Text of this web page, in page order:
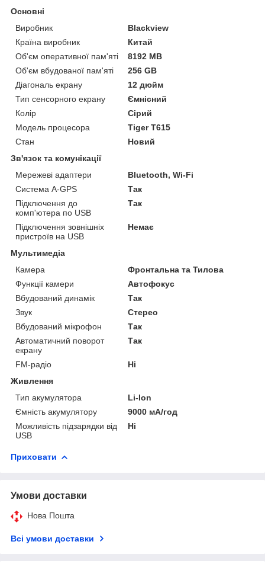
Основні
Виробник
Blackview
Країна виробник
Китай
Об'єм оперативної пам'яті
8192 MB
Об'єм вбудованої пам'яті
256 GB
Діагональ екрану
12 дюйм
Тип сенсорного екрану
Ємнісний
Колір
Сірий
Модель процесора
Tiger T615
Стан
Новий
Зв'язок та комунікації
Мережеві адаптери
Bluetooth, Wi-Fi
Система A-GPS
Так
Підключення до
комп'ютера по USB
Так
Підключення зовнішніх
пристроїв на USB
Немає
Мультимедіа
Камера
Фронтальна та Тилова
Функції камери
Автофокус
Вбудований динамік
Так
Звук
Стерео
Вбудований мікрофон
Так
Автоматичний поворот
екрану
Так
FM-радіо
Ні
Живлення
Тип акумулятора
Li-Ion
Ємність акумулятору
9000 мА/год
Можливість підзарядки від
USB
Ні
Приховати
Умови доставки
Нова Пошта
Всі умови доставки